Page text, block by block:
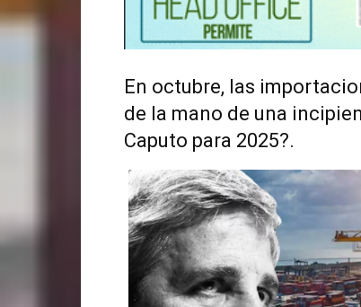
En octubre, las
de la mano de una
Caputo para 2025?.